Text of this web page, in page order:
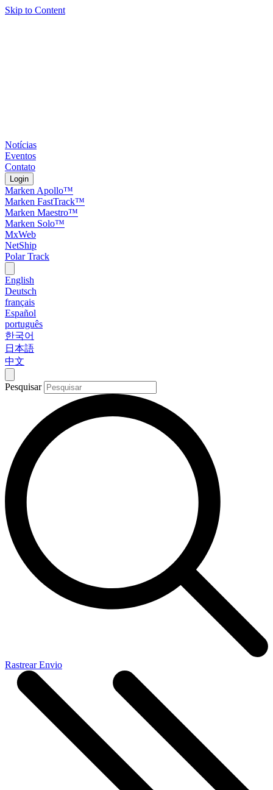
Skip to Content
Notícias
Eventos
Contato
Login
Marken Apollo™
Marken FastTrack™
Marken Maestro™
Marken Solo™
MxWeb
NetShip
Polar Track
English
Deutsch
français
Español
português
한국어
日本語
中文
Pesquisar
Rastrear Envio